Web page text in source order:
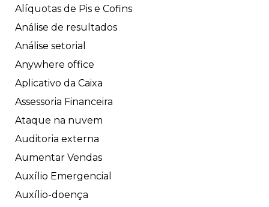
Alíquotas de Pis e Cofins
Análise de resultados
Análise setorial
Anywhere office
Aplicativo da Caixa
Assessoria Financeira
Ataque na nuvem
Auditoria externa
Aumentar Vendas
Auxílio Emergencial
Auxílio-doença